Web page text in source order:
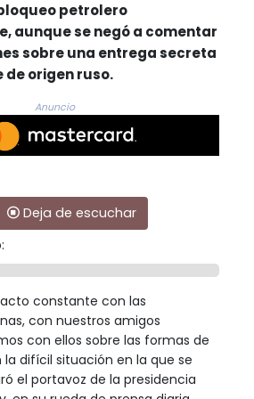
petrolero
aunque se negó a comentar
sobre una entrega secreta
origen ruso.
Anuncio
Deja de escuchar
constante con las
con nuestros amigos
con ellos sobre las formas de
difícil situación en la que se
el portavoz de la presidencia